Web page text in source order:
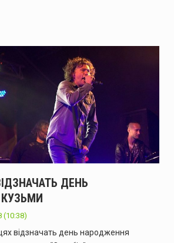
ДЕНЬ
(10:38)
відзначать день народження